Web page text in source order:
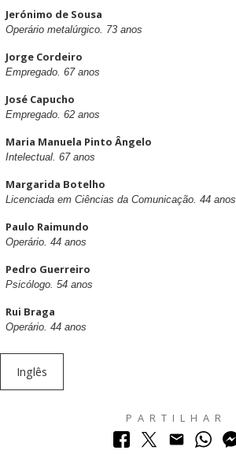
Jerónimo de Sousa
Operário metalúrgico. 73 anos
Jorge Cordeiro
Empregado. 67 anos
José Capucho
Empregado. 62 anos
Maria Manuela Pinto Ângelo
Intelectual. 67 anos
Margarida Botelho
Licenciada em Ciências da Comunicação. 44 anos
Paulo Raimundo
Operário. 44 anos
Pedro Guerreiro
Psicólogo. 54 anos
Rui Braga
Operário. 44 anos
Inglês
PARTILHAR